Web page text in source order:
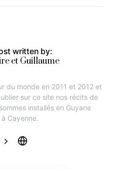
written by:
et Guillaume
du monde en 2011 et 2012 et
sur ce site nos récits de
installés en Guyane
Cayenne.